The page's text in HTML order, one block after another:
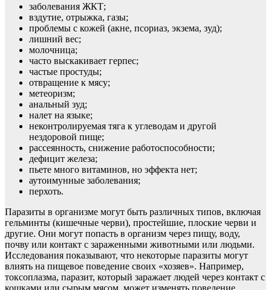
заболевания ЖКТ;
вздутие, отрыжка, газы;
проблемы с кожей (акне, псориаз, экзема, зуд);
лишний вес;
молочница;
часто выскакивает герпес;
частые простуды;
отвращение к мясу;
метеоризм;
анальный зуд;
налет на языке;
неконтролируемая тяга к углеводам и другой
нездоровой пище;
рассеянность, снижение работоспособности;
дефицит железа;
пьете много витаминов, но эффекта нет;
аутоимунные заболевания;
перхоть.
Паразиты в организме могут быть различных типов, включая
гельминты (кишечные черви), простейшие, плоские черви и
другие. Они могут попасть в организм через пищу, воду,
почву или контакт с зараженными животными или людьми.
Исследования показывают, что некоторые паразиты могут
влиять на пищевое поведение своих «хозяев». Например,
токсоплазма, паразит, который заражает людей через контакт с
кошками или сырым мясом, может изменять поведение